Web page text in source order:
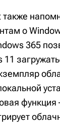
о
365
11
функция